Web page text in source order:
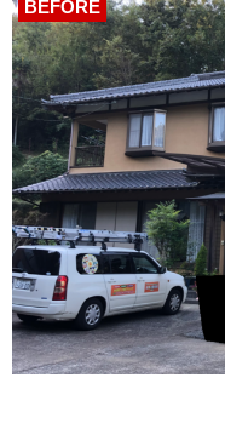
BEFORE